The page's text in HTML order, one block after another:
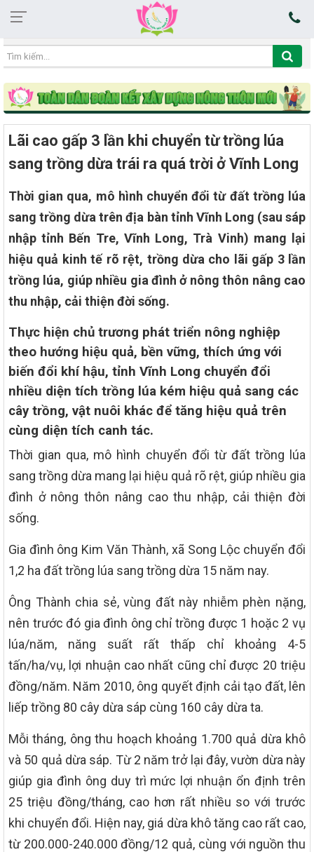
06:08:51 06/08/2026
Lãi cao gấp 3 lần khi chuyển từ trồng lúa
sang trồng dừa trái ra quá trời ở Vĩnh Long
Thời gian qua, mô hình chuyển đổi từ đất trồng lúa
sang trồng dừa trên địa bàn tỉnh Vĩnh Long (sau sáp
nhập tỉnh Bến Tre, Vĩnh Long, Trà Vinh) mang lại
hiệu quả kinh tế rõ rệt, trồng dừa cho lãi gấp 3 lần
trồng lúa, giúp nhiều gia đình ở nông thôn nâng cao
thu nhập, cải thiện đời sống.
Thực hiện chủ trương phát triển nông nghiệp
theo hướng hiệu quả, bền vững, thích ứng với
biến đổi khí hậu, tỉnh Vĩnh Long chuyển đổi
nhiều diện tích trồng lúa kém hiệu quả sang các
cây trồng, vật nuôi khác để tăng hiệu quả trên
cùng diện tích canh tác.
Thời gian qua, mô hình chuyển đổi từ đất trồng lúa
sang trồng dừa mang lại hiệu quả rõ rệt, giúp nhiều gia
đình ở nông thôn nâng cao thu nhập, cải thiện đời
sống.
Gia đình ông Kim Văn Thành, xã Song Lộc chuyển đổi
1,2 ha đất trồng lúa sang trồng dừa 15 năm nay.
Ông Thành chia sẻ, vùng đất này nhiễm phèn nặng,
nên trước đó gia đình ông chỉ trồng được 1 hoặc 2 vụ
lúa/năm, năng suất rất thấp chỉ khoảng 4-5
tấn/ha/vụ, lợi nhuận cao nhất cũng chỉ được 20 triệu
đồng/năm. Năm 2010, ông quyết định cải tạo đất, lên
liếp trồng 80 cây dừa sáp cùng 160 cây dừa ta.
Mỗi tháng, ông thu hoạch khoảng 1.700 quả dừa khô
và 50 quả dừa sáp. Từ 2 năm trở lại đây, vườn dừa này
giúp gia đình ông duy trì mức lợi nhuận ổn định trên
25 triệu đồng/tháng, cao hơn rất nhiều so với trước
khi chuyển đổi. Hiện nay, giá dừa khô tăng cao rất cao,
từ 200.000-240.000 đồng/12 quả, cùng với nguồn thu